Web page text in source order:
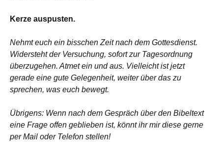
Kerze auspusten.
Nehmt euch ein bisschen Zeit nach dem Gottesdienst.
Widersteht der Versuchung, sofort zur Tagesordnung
überzugehen. Atmet ein und aus. Vielleicht ist jetzt
gerade eine gute Gelegenheit, weiter über das zu
sprechen, was euch bewegt.
Übrigens: Wenn nach dem Gespräch über den Bibeltext
eine Frage offen geblieben ist, könnt ihr mir diese gerne
per Mail oder Telefon stellen!